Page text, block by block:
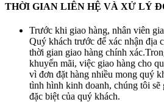
THỜI GIAN LIÊN HỆ VÀ XỬ LÝ
Trước khi giao hàng, nhân viên
Quý khách trước để xác nhận địa
thời gian giao hàng chính
khuyến mãi, việc giao hàng cho
vì đơn đặt hàng nhiều mong quý
tình hình kinh doanh, chúng tôi sẽ
đặc biệt của quý khách.